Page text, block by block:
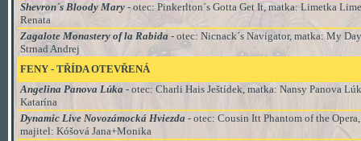
Shevron´s Bloody Mary - otec: Pinkerlton´s Gotta Get It, matka: Limetka
Renata
Zagalote Monastery of la Rabida - otec: Nicnack´s Navigator, matka: My
Strnad Andrej
FENY - TŘÍDAOTEVŘENÁ
Angelina Panova Lúka - otec: Charli Hais Ještídek, matka: Nansy Panova
Katarína
Dynamic Live Novozámocká Hviezda - otec: Cousin Itt Phantom of the Opera
majitel: Kóšová Jana+Monika